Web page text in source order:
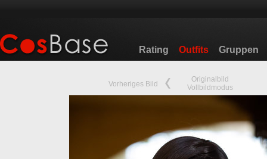
Rating Outfits Gruppen
Vorheriges Bild
Originalbild
Vollbildmodus